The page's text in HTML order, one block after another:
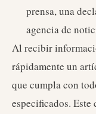
prensa, una
agencia de
Al recibir
rápidamente un
que cumpla con
especificados.